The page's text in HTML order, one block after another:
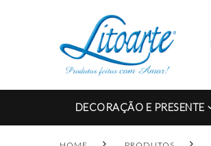
DECORAÇÃO E PRESENTE